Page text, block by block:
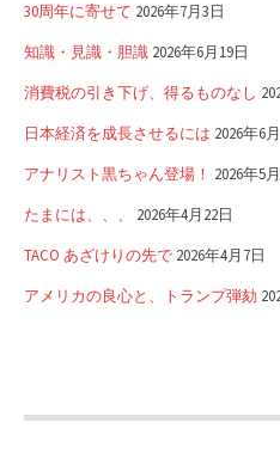
30周年に寄せて 2026年7月3日
知識・見識・胆識 2026年6月19日
消費税の引き下げ、得るものなし
日本経済を成長させるには 2026年6
アナリスト黒ちゃん登場！ 2026年5
たまには、、、 2026年4月22日
TACO あざけりの先で 2026年4月7日
アメリカの良心と、トランプ弾劾